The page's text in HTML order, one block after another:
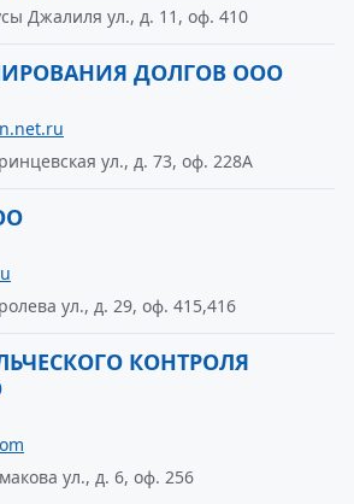
Джалиля ул., д. 11, оф. 410
ДОЛГОВ ООО
ул., д. 73, оф. 228А
ул., д. 29, оф. 415,416
КОНТРОЛЯ
ул., д. 6, оф. 256